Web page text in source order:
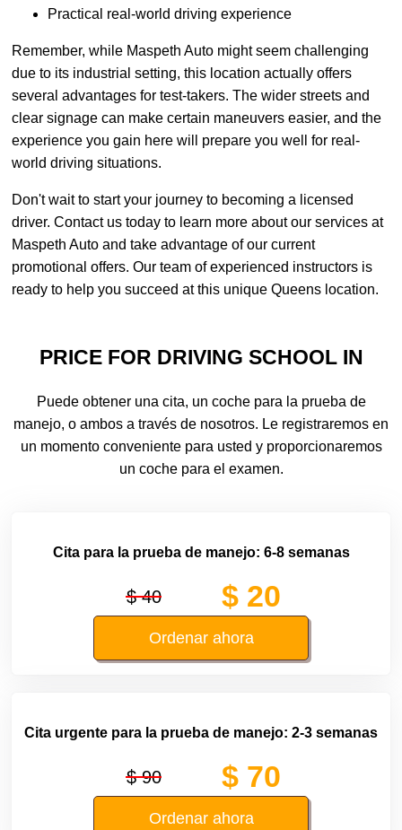
Practical real-world driving experience
Remember, while Maspeth Auto might seem challenging
due to its industrial setting, this location actually offers
several advantages for test-takers. The wider streets and
clear signage can make certain maneuvers easier, and the
experience you gain here will prepare you well for real-
world driving situations.
Don't wait to start your journey to becoming a licensed
driver. Contact us today to learn more about our services at
Maspeth Auto and take advantage of our current
promotional offers. Our team of experienced instructors is
ready to help you succeed at this unique Queens location.
PRICE FOR DRIVING SCHOOL IN
Puede obtener una cita, un coche para la prueba de
manejo, o ambos a través de nosotros. Le registraremos en
un momento conveniente para usted y proporcionaremos
un coche para el examen.
Cita para la prueba de manejo: 6-8 semanas
$ 40 $ 20
Ordenar ahora
Cita urgente para la prueba de manejo: 2-3 semanas
$ 90 $ 70
Ordenar ahora